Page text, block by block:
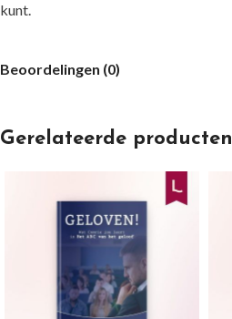
kunt.
Beoordelingen (0)
Gerelateerde producten